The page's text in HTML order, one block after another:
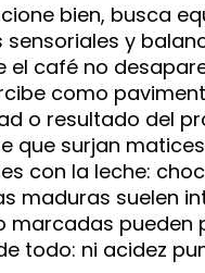
bien, busca
y
el café no
como
o resultado del
que surjan
con la leche:
maduras suelen
pueden
todo: ni acidez